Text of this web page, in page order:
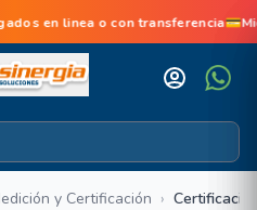
en linea o con
y Certificación ›